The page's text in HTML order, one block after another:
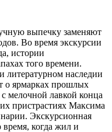
выпечку заменяют
Во время экскурсии
истории
того времени.
литературном наследии
о ярмарках прошлых
мелочной лавкой конца
пристрастиях Максима
Экскурсионная
время, когда жил и